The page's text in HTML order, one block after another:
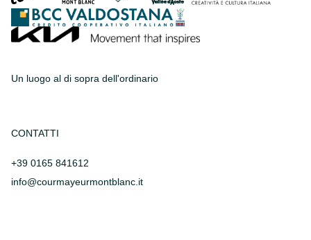
Un luogo al di sopra dell'ordinario
CONTATTI
+39 0165 841612
info@courmayeurmontblanc.it